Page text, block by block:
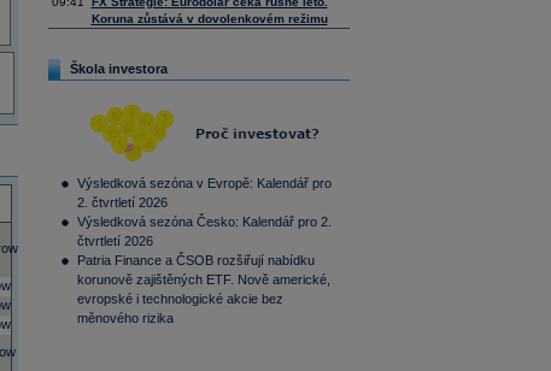
Koruna zůstává v dovolenkovém režimu
Škola investora
Výsledková sezóna v Evropě: Kalendář pro
2. čtvrtletí 2026
Výsledková sezóna Česko: Kalendář pro 2.
čtvrtletí 2026
Patria Finance a ČSOB rozšiřují nabídku
korunově zajištěných ETF. Nově americké,
evropské i technologické akcie bez
měnového rizika